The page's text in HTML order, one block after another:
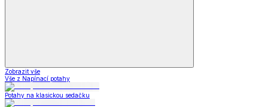
Zobrazit vše
Vše z Napínací potahy
Potahy na klasickou sedačku